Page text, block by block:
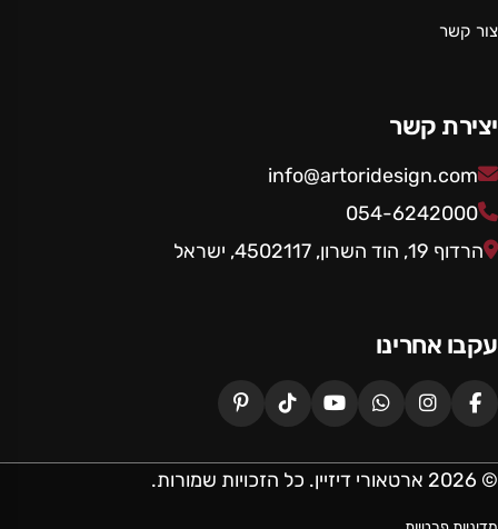
צור קשר
יצירת קשר
info@artoridesign.com
054-6242000
הרדוף 19, הוד השרון, 4502117, ישראל
עקבו אחרינו
© 2026 ארטאורי דיזיין. כל הזכויות שמורות.